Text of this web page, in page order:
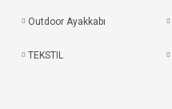
Outdoor Ayakkabı
TEKSTIL